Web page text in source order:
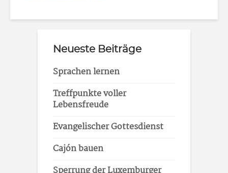
Neueste Beiträge
Sprachen lernen
Treffpunkte voller
Lebensfreude
Evangelischer Gottesdienst
Cajón bauen